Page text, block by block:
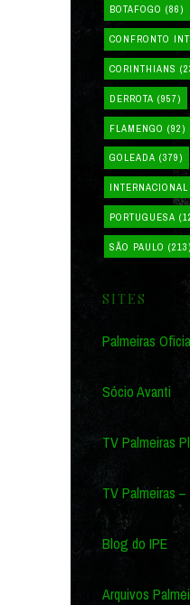
BOTAFOGO (86)
CONFRONTO
CORINTHIANS
DERROTA (957)
FLAMENGO (92)
GOLEADA (379)
INTERNACIONAL
PORTUGUESA
SÃO PAULO (213)
SITES
Palmeiras
Sócio Avanti
TV Palmeiras
TV Palmeiras –
Blog do IPE
Arquivos